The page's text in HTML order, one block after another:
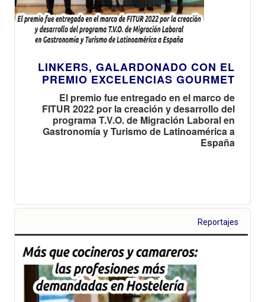
LINKERS, GALARDONADO CON EL
PREMIO EXCELENCIAS GOURMET
El premio fue entregado en el marco de
FITUR 2022 por la creación y desarrollo del
programa T.V.O. de Migración Laboral en
Gastronomía y Turismo de Latinoamérica a
España
Reportajes